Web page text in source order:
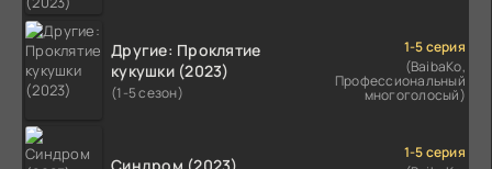
Другие: Проклятие
кукушки (2023)
(1-5 сезон)
1-5 серия
(BaibaKo,
Профессиональный
многоголосый)
1-5 серия